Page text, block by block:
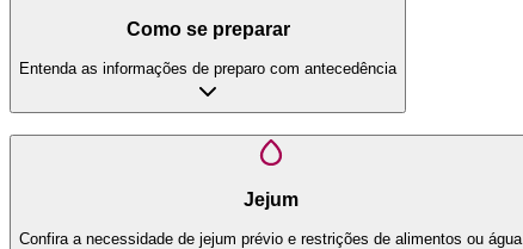
Como se preparar
Entenda as informações de preparo com antecedência
Jejum
Confira a necessidade de jejum prévio e restrições de alimentos ou água